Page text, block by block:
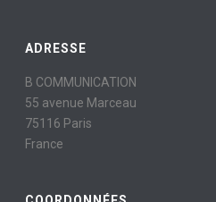
ADRESSE
B COMMUNICATION
55 avenue Marceau
75116 Paris
France